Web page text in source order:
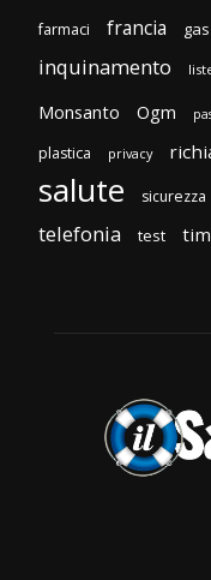
farmaci francia gas
inquinamento
Monsanto Ogm
plastica privacy
salute sicurezza
telefonia test tim